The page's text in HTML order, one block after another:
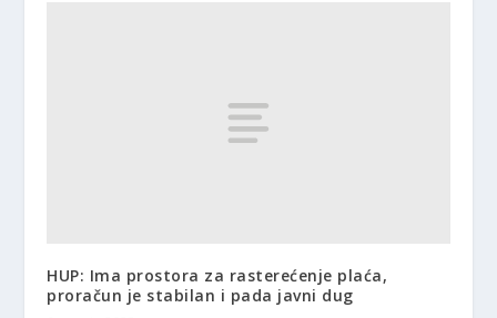
HUP: Ima prostora za rasterećenje plaća,
proračun je stabilan i pada javni dug